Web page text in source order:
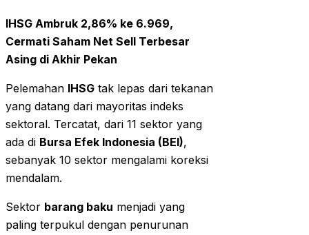
IHSG Ambruk 2,86% ke 6.969,
Cermati Saham Net Sell Terbesar
Asing di Akhir Pekan
Pelemahan IHSG tak lepas dari tekanan
yang datang dari mayoritas indeks
sektoral. Tercatat, dari 11 sektor yang
ada di Bursa Efek Indonesia (BEI),
sebanyak 10 sektor mengalami koreksi
mendalam.
Sektor barang baku menjadi yang
paling terpukul dengan penurunan